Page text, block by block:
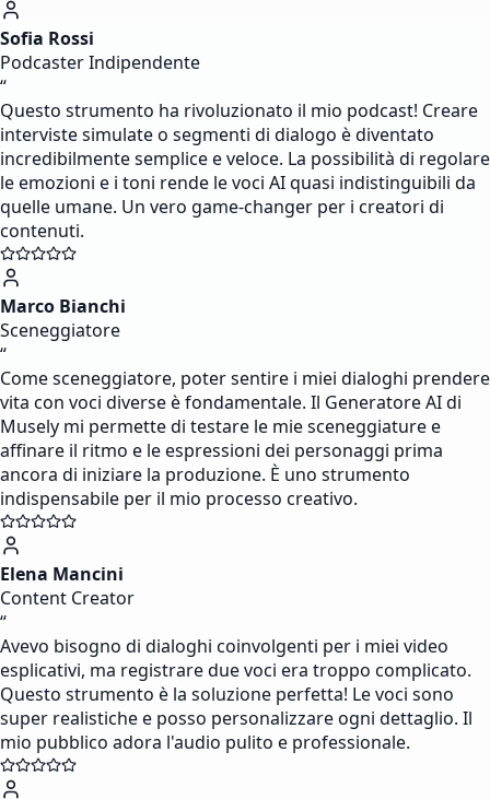
Sofia Rossi
Podcaster Indipendente
“
Questo strumento ha rivoluzionato il mio podcast! Creare
interviste simulate o segmenti di dialogo è diventato
incredibilmente semplice e veloce. La possibilità di regolare
le emozioni e i toni rende le voci AI quasi indistinguibili da
quelle umane. Un vero game-changer per i creatori di
contenuti.
Marco Bianchi
Sceneggiatore
“
Come sceneggiatore, poter sentire i miei dialoghi prendere
vita con voci diverse è fondamentale. Il Generatore AI di
Musely mi permette di testare le mie sceneggiature e
affinare il ritmo e le espressioni dei personaggi prima
ancora di iniziare la produzione. È uno strumento
indispensabile per il mio processo creativo.
Elena Mancini
Content Creator
“
Avevo bisogno di dialoghi coinvolgenti per i miei video
esplicativi, ma registrare due voci era troppo complicato.
Questo strumento è la soluzione perfetta! Le voci sono
super realistiche e posso personalizzare ogni dettaglio. Il
mio pubblico adora l'audio pulito e professionale.